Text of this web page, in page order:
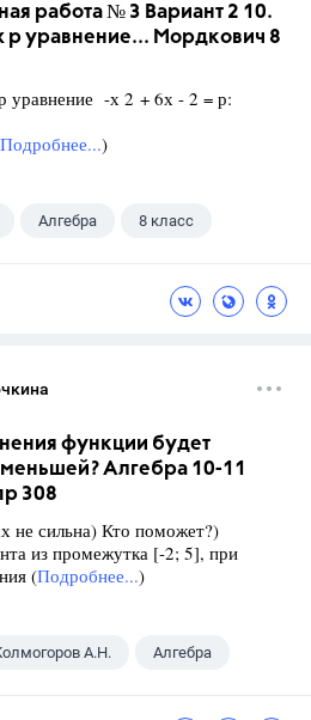
работа № 3 Вариант 2 10.
р уравнение... Мордкович 8
уравнение -х 2 + 6х - 2 = р:
Подробнее...)
Алгебра 8 класс
функции будет
Алгебра 10-11
308
не сильна) Кто поможет?)
из промежутка [-2; 5], при
(Подробнее...)
А.Н. Алгебра